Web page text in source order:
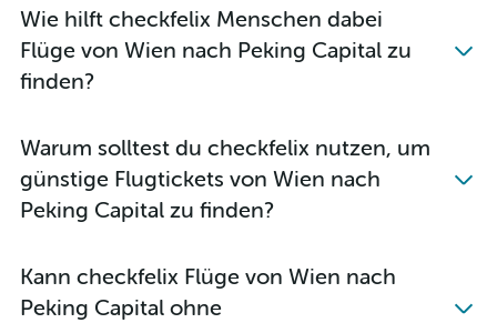
Wie hilft checkfelix Menschen dabei
Flüge von Wien nach Peking Capital zu
finden?
Warum solltest du checkfelix nutzen, um
günstige Flugtickets von Wien nach
Peking Capital zu finden?
Kann checkfelix Flüge von Wien nach
Peking Capital ohne